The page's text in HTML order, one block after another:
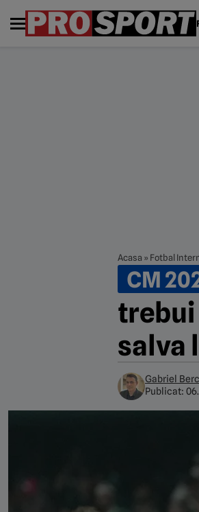
Acasa » Fotbal
CM
trebui
salva
Gabriel
Publicat: